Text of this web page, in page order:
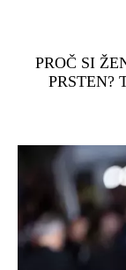
PROČ SI
PRSTEN?